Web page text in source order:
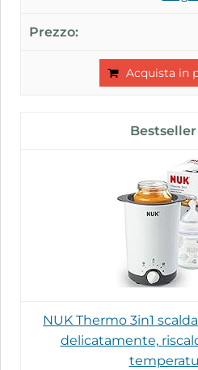
Acquista in
NUK Thermo 3in1
delicatamente,